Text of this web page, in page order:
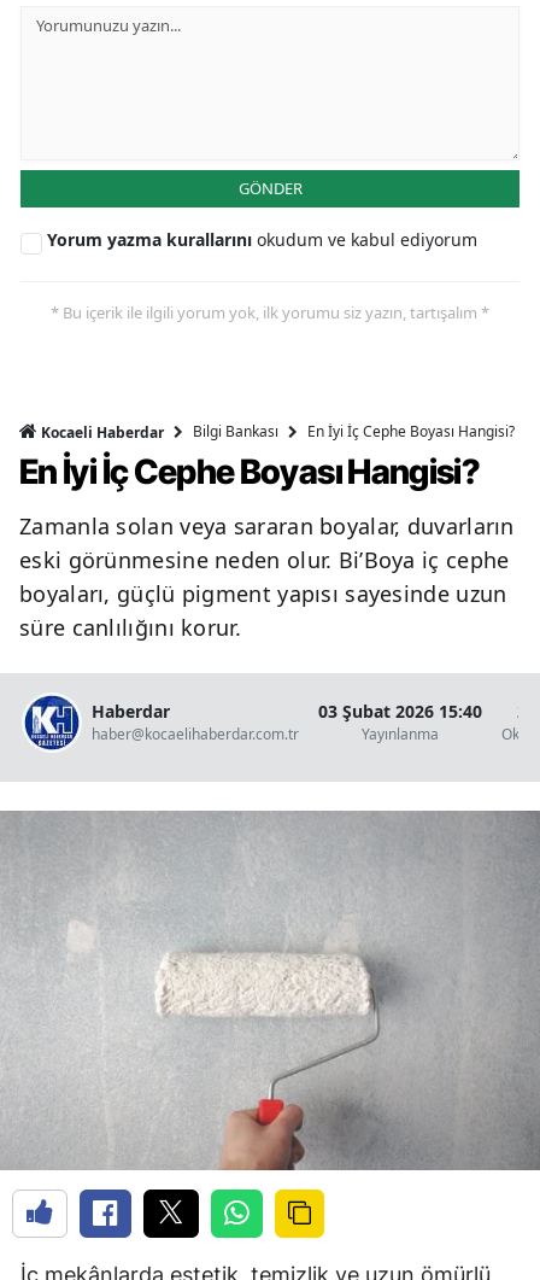
GÖNDER
Yorum yazma kurallarını okudum ve kabul ediyorum
* Bu içerik ile ilgili yorum yok, ilk yorumu siz yazın, tartışalım *
Kocaeli Haberdar Bilgi Bankası En İyi İç Cephe Boyası Hangisi?
En İyi İç Cephe Boyası Hangisi?
Zamanla solan veya sararan boyalar, duvarların
eski görünmesine neden olur. Bi’Boya iç cephe
boyaları, güçlü pigment yapısı sayesinde uzun
süre canlılığını korur.
Haberdar
haber@kocaelihaberdar.com.tr
03 Şubat 2026 15:40
Yayınlanma
2